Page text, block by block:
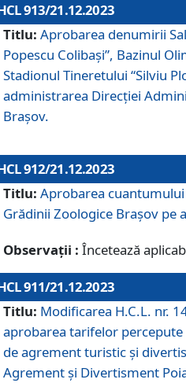
913/21.12.2023
Titlu: Aprobarea denumirii
Popescu Colibași”, Bazinul
Stadionul Tineretului “Silviu
administrarea Direcției
Brașov.
912/21.12.2023
Titlu: Aprobarea
Grădinii Zoologice Braşov pe
Observații : Încetează
911/21.12.2023
Titlu: Modificarea H.C.L. nr.
aprobarea tarifelor
de agrement turistic și
Agrement și Divertisment